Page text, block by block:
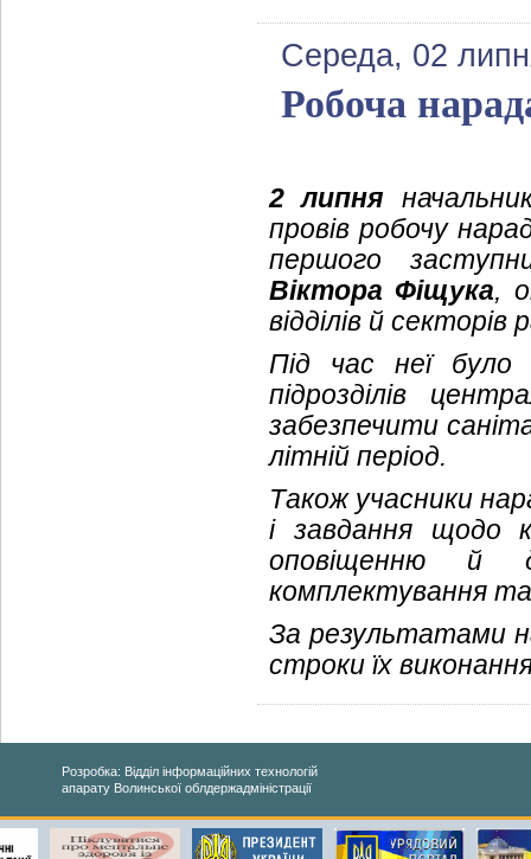
Середа, 02
Робоча
2 липня
провів робочу
першого
Віктора Фіщука,
відділів й
Під час неї було
підрозділів
забезпечити
літній період.
Також учасники
і завдання щодо
оповіщенню й
комплектування та
За результатами
строки їх
Розробка: Відділ інформаційних технологій
апарату Волинської облдержадміністрації